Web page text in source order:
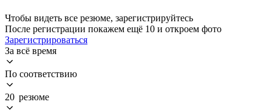
Чтобы видеть все резюме, зарегистрируйтесь
После регистрации покажем ещё 10 и откроем фото
Зарегистрироваться
За всё время
По соответствию
20 резюме